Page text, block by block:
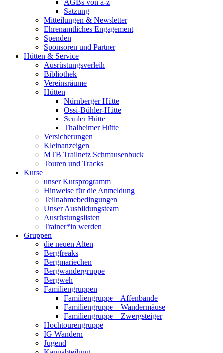
AGBs von a-z
Satzung
Mitteilungen & Newsletter
Ehrenamtliches Engagement
Spenden
Sponsoren und Partner
Hütten & Service
Ausrüstungsverleih
Bibliothek
Vereinsräume
Hütten
Nürnberger Hütte
Ossi-Bühler-Hütte
Semler Hütte
Thalheimer Hütte
Versicherungen
Kleinanzeigen
MTB Trailnetz Schmausenbuck
Touren und Tracks
Kurse
unser Kursprogramm
Hinweise für die Anmeldung
Teilnahmebedingungen
Unser Ausbildungsteam
Ausrüstungslisten
Trainer*in werden
Gruppen
die neuen Alten
Bergfreaks
Bergmariechen
Bergwandergruppe
Bergweh
Familiengruppen
Familiengruppe – Affenbande
Familiengruppe – Wandermäuse
Familiengruppe – Zwergsteiger
Hochtourengruppe
IG Wandern
Jugend